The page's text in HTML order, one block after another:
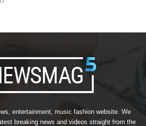
entertainment, music fashion website. We
breaking news and videos straight from the